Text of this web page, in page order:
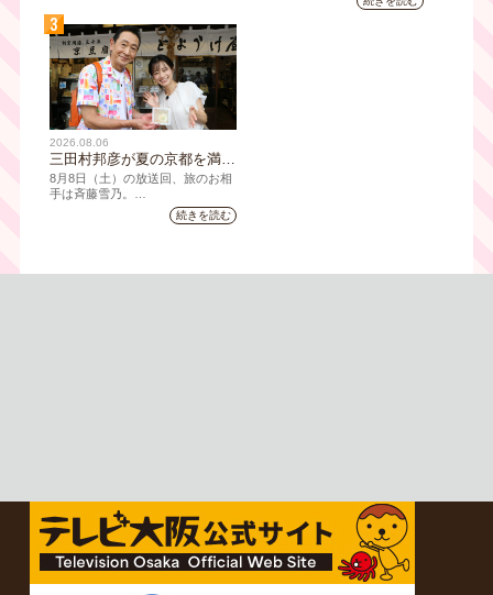
ート
ョンセンター ⼤⼈ 前売1,400円
3
2026.08.06
三田村邦彦が夏の京都を満喫
｜太っ腹な「無限朝食」、住
宅街の隠れ家・角打ち、売り
切れ御免の夏の名物を堪能！
三田村大絶賛！暑い時こそ食
8月8日（土）の放送回、旅のお相
手は斉藤雪乃。
「おとな旅あるき旅」は毎週土曜
続きを読む